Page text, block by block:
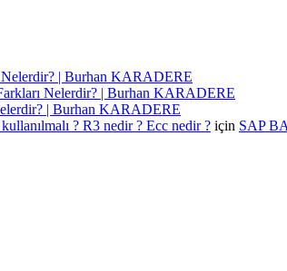
| Burhan KARADERE
Nelerdir? | Burhan KARADERE
| Burhan KARADERE
? R3 nedir ? Ecc nedir ? için SAP